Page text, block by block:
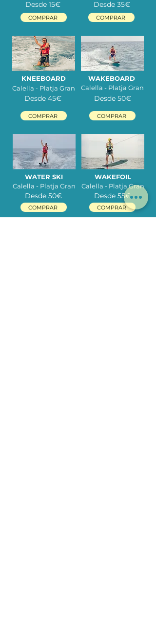
Desde 15€
COMPRAR
Desde 35€
COMPRAR
KNEEBOARD
Calella - Platja Gran
Desde 45€
COMPRAR
WAKEBOARD
Calella - Platja Gran
Desde 50€
COMPRAR
WATER SKI
Calella - Platja Gran
Desde 50€
COMPRAR
WAKEFOIL
Calella - Platja Gran
Desde 55€
COMPRAR